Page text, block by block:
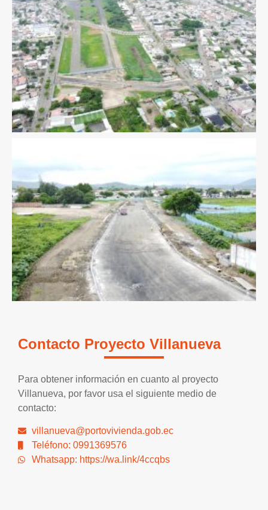
Contacto Proyecto Villanueva
Para obtener información en cuanto al proyecto
Villanueva, por favor usa el siguiente medio de
contacto:
villanueva@portovivienda.gob.ec
Teléfono: 0991369576
Whatsapp: https://wa.link/4ccqbs